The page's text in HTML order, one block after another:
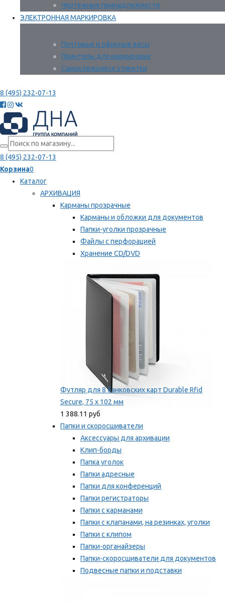
Чертежные принадлежности
ЭЛЕКТРОННАЯ МАРКИРОВКА
Почтовые и офисные весы
Принтеры для маркировки
Самоклеящиеся этикетки
8 (495) 232-07-13
8 (495) 232-07-13
Корзина0
Каталог
АРХИВАЦИЯ
Карманы прозрачные
Карманы и обложки для документов
Папки-уголки прозрачные
Файлы с перфорацией
Хранение CD/DVD
Мы рекомендуем
Футляр для 8 банковских карт Durable Rfid
Secure, 75 х 102 мм
1 388.11 руб
Папки и скоросшиватели
Аксессуары для архивации
Клип-борды
Папка уголок
Папки адресные
Папки для конференций
Папки регистраторы
Папки с карманами
Папки с клапанами, на резинках, уголки
Папки с клипом
Папки-органайзеры
Папки-скоросшиватели для документов
Подвесные папки и подставки